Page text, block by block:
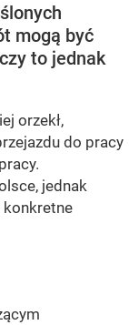
mogą być
to jednak
orzekł,
do pracy
jednak
konkretne